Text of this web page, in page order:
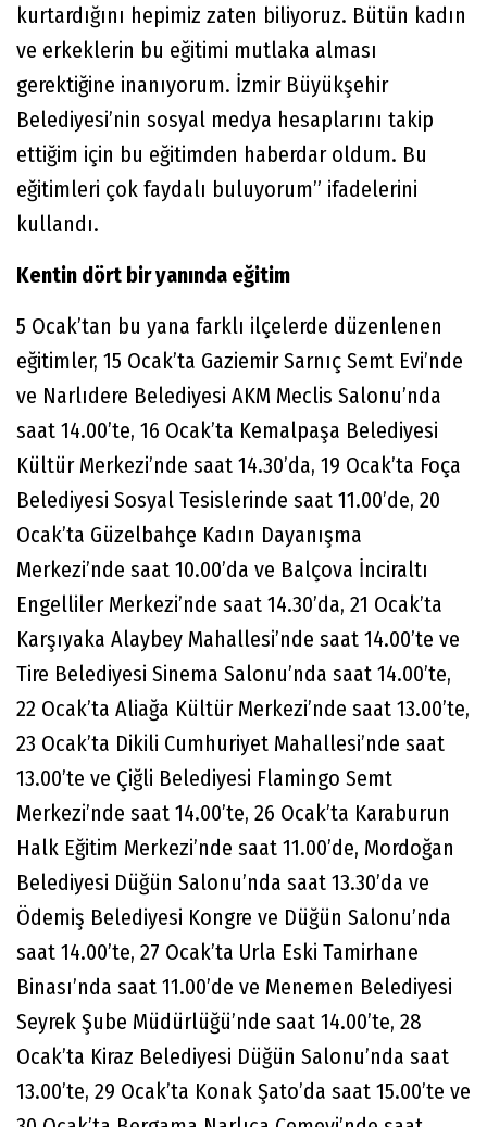
kurtardığını hepimiz zaten biliyoruz. Bütün kadın
ve erkeklerin bu eğitimi mutlaka alması
gerektiğine inanıyorum. İzmir Büyükşehir
Belediyesi’nin sosyal medya hesaplarını takip
ettiğim için bu eğitimden haberdar oldum. Bu
eğitimleri çok faydalı buluyorum” ifadelerini
kullandı.
Kentin dört bir yanında eğitim
5 Ocak’tan bu yana farklı ilçelerde düzenlenen
eğitimler, 15 Ocak’ta Gaziemir Sarnıç Semt Evi’nde
ve Narlıdere Belediyesi AKM Meclis Salonu’nda
saat 14.00’te, 16 Ocak’ta Kemalpaşa Belediyesi
Kültür Merkezi’nde saat 14.30’da, 19 Ocak’ta Foça
Belediyesi Sosyal Tesislerinde saat 11.00’de, 20
Ocak’ta Güzelbahçe Kadın Dayanışma
Merkezi’nde saat 10.00’da ve Balçova İnciraltı
Engelliler Merkezi’nde saat 14.30’da, 21 Ocak’ta
Karşıyaka Alaybey Mahallesi’nde saat 14.00’te ve
Tire Belediyesi Sinema Salonu’nda saat 14.00’te,
22 Ocak’ta Aliağa Kültür Merkezi’nde saat 13.00’te,
23 Ocak’ta Dikili Cumhuriyet Mahallesi’nde saat
13.00’te ve Çiğli Belediyesi Flamingo Semt
Merkezi’nde saat 14.00’te, 26 Ocak’ta Karaburun
Halk Eğitim Merkezi’nde saat 11.00’de, Mordoğan
Belediyesi Düğün Salonu’nda saat 13.30’da ve
Ödemiş Belediyesi Kongre ve Düğün Salonu’nda
saat 14.00’te, 27 Ocak’ta Urla Eski Tamirhane
Binası’nda saat 11.00’de ve Menemen Belediyesi
Seyrek Şube Müdürlüğü’nde saat 14.00’te, 28
Ocak’ta Kiraz Belediyesi Düğün Salonu’nda saat
13.00’te, 29 Ocak’ta Konak Şato’da saat 15.00’te ve